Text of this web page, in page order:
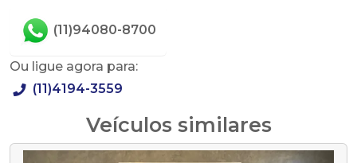
(11)94080-8700
Ou ligue agora para:
(11)4194-3559
Veículos similares